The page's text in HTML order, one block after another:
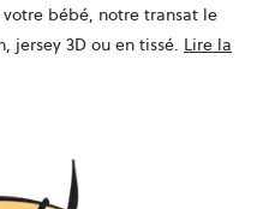
bébé, notre transat le
jersey 3D ou en tissé. Lire la